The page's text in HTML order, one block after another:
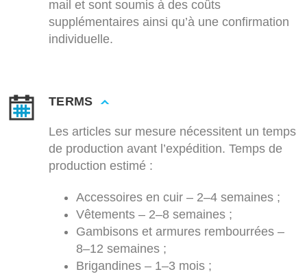
mail et sont soumis à des coûts
supplémentaires ainsi qu’à une confirmation
individuelle.
TERMS
Les articles sur mesure nécessitent un temps
de production avant l’expédition. Temps de
production estimé :
Accessoires en cuir – 2–4 semaines ;
Vêtements – 2–8 semaines ;
Gambisons et armures rembourrées –
8–12 semaines ;
Brigandines – 1–3 mois ;